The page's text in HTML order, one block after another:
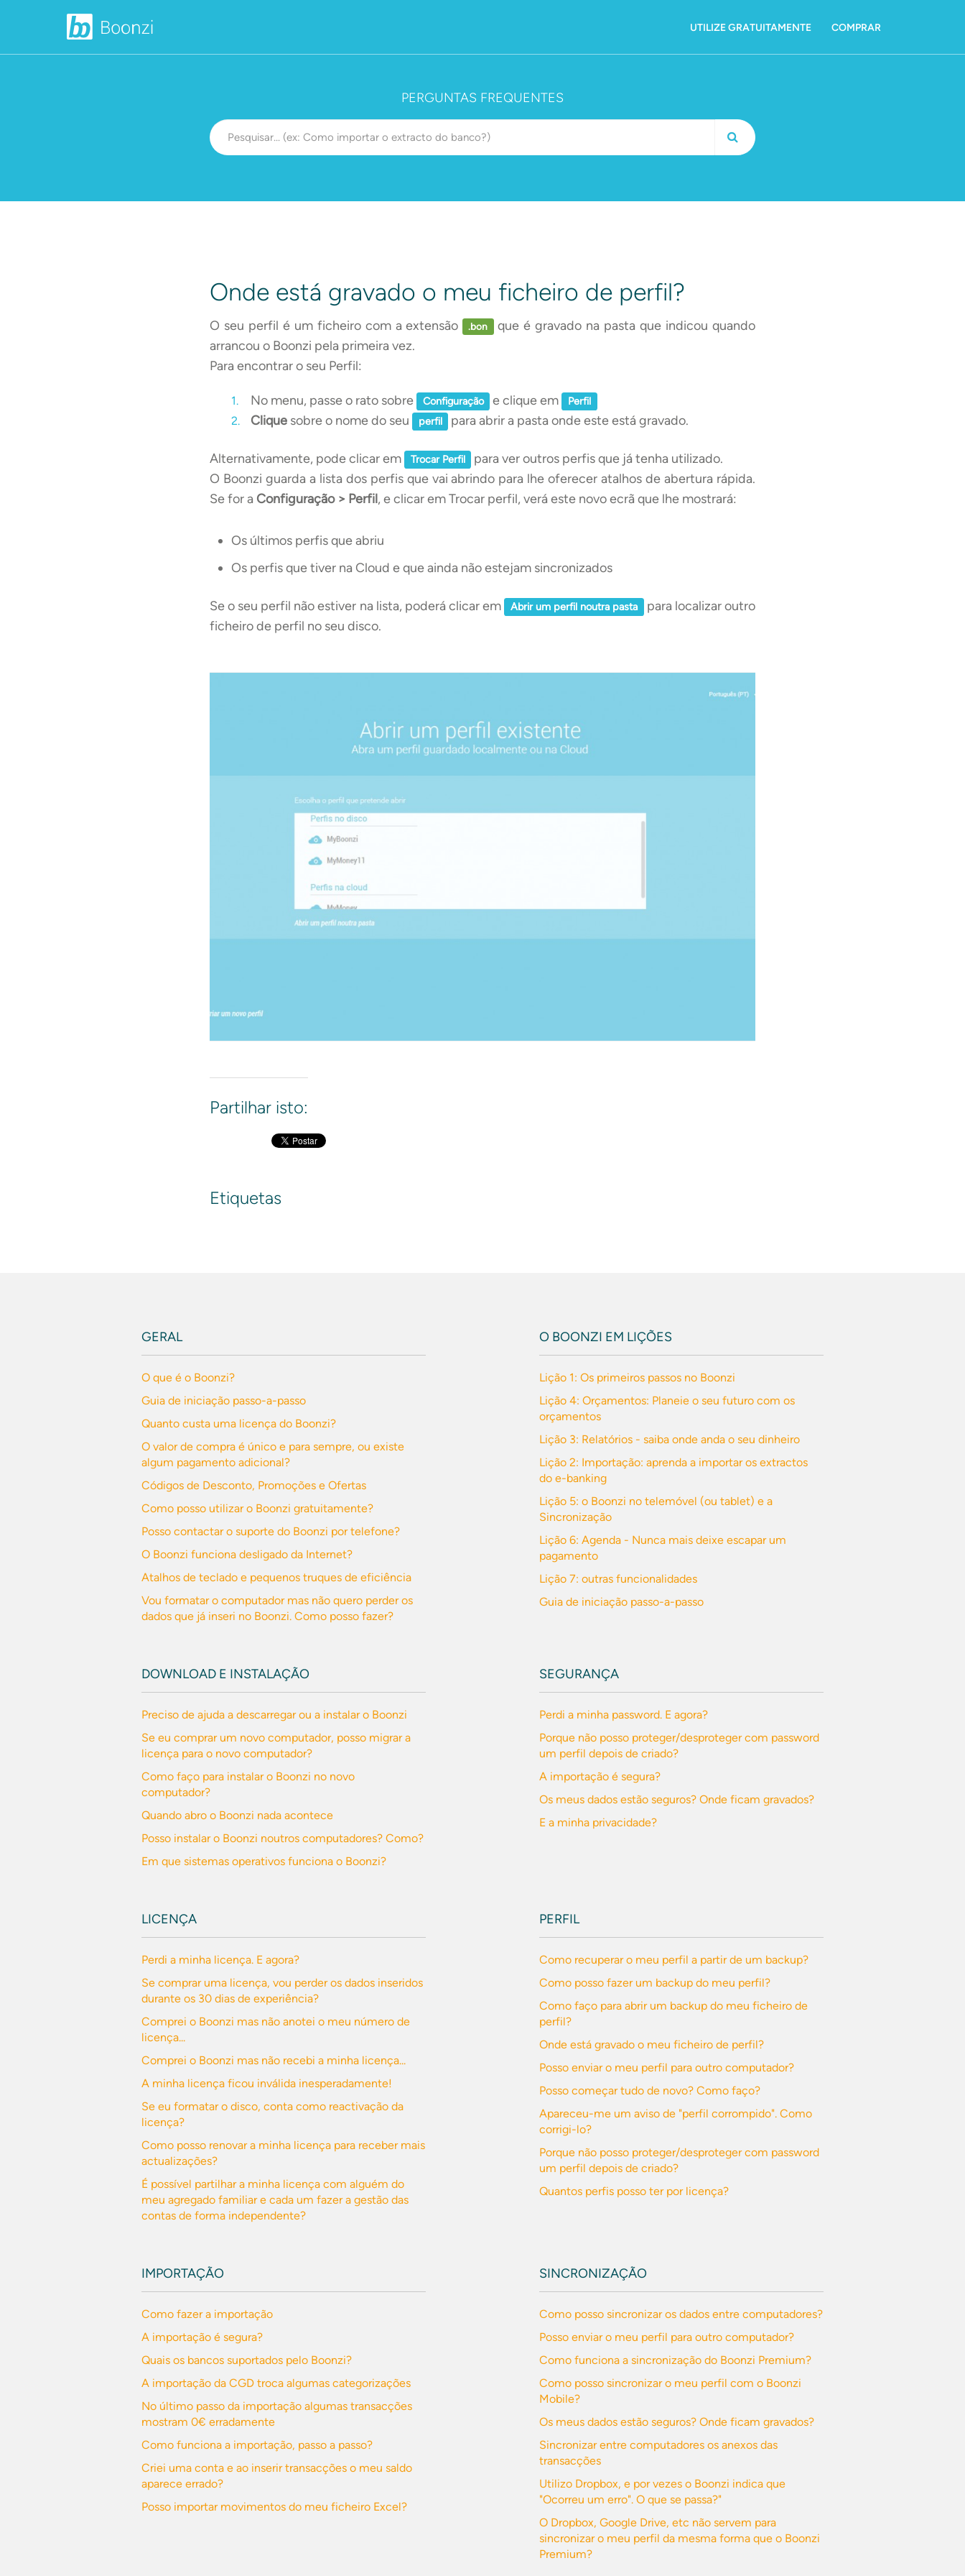
UTILIZE GRATUITAMENTE COMPRAR
PERGUNTAS FREQUENTES
Onde está gravado o meu ficheiro de perfil?
O seu perfil é um ficheiro com a extensão .bon que é gravado na pasta que indicou quando
arrancou o Boonzi pela primeira vez.
Para encontrar o seu Perfil:
No menu, passe o rato sobre Configuração e clique em Perfil
Clique sobre o nome do seu perfil para abrir a pasta onde este está gravado.
Alternativamente, pode clicar em Trocar Perfil
para ver outros perfis que já tenha utilizado.
O Boonzi guarda a lista dos perfis que vai abrindo para lhe oferecer atalhos de abertura rápida.
Se for a Configuração > Perfil, e clicar em Trocar perfil, verá este novo ecrã que lhe mostrará:
Os últimos perfis que abriu
Os perfis que tiver na Cloud e que ainda não estejam sincronizados
Se o seu perfil não estiver na lista, poderá clicar em Abrir um perfil noutra pasta
para localizar outro
ficheiro de perfil no seu disco.
Partilhar isto:
Etiquetas
GERAL
O que é o Boonzi?
Guia de iniciação passo-a-passo
Quanto custa uma licença do Boonzi?
O valor de compra é único e para sempre, ou existe
algum pagamento adicional?
Códigos de Desconto, Promoções e Ofertas
Como posso utilizar o Boonzi gratuitamente?
Posso contactar o suporte do Boonzi por telefone?
O Boonzi funciona desligado da Internet?
Atalhos de teclado e pequenos truques de eficiência
Vou formatar o computador mas não quero perder os
dados que já inseri no Boonzi. Como posso fazer?
O BOONZI EM LIÇÕES
Lição 1: Os primeiros passos no Boonzi
Lição 4: Orçamentos: Planeie o seu futuro com os
orçamentos
Lição 3: Relatórios - saiba onde anda o seu dinheiro
Lição 2: Importação: aprenda a importar os extractos
do e-banking
Lição 5: o Boonzi no telemóvel (ou tablet) e a
Sincronização
Lição 6: Agenda - Nunca mais deixe escapar um
pagamento
Lição 7: outras funcionalidades
Guia de iniciação passo-a-passo
DOWNLOAD E INSTALAÇÃO
Preciso de ajuda a descarregar ou a instalar o Boonzi
Se eu comprar um novo computador, posso migrar a
licença para o novo computador?
Como faço para instalar o Boonzi no novo
computador?
Quando abro o Boonzi nada acontece
Posso instalar o Boonzi noutros computadores? Como?
Em que sistemas operativos funciona o Boonzi?
SEGURANÇA
Perdi a minha password. E agora?
Porque não posso proteger/desproteger com password
um perfil depois de criado?
A importação é segura?
Os meus dados estão seguros? Onde ficam gravados?
E a minha privacidade?
LICENÇA
Perdi a minha licença. E agora?
Se comprar uma licença, vou perder os dados inseridos
durante os 30 dias de experiência?
Comprei o Boonzi mas não anotei o meu número de
licença...
Comprei o Boonzi mas não recebi a minha licença...
A minha licença ficou inválida inesperadamente!
Se eu formatar o disco, conta como reactivação da
licença?
Como posso renovar a minha licença para receber mais
actualizações?
É possível partilhar a minha licença com alguém do
meu agregado familiar e cada um fazer a gestão das
contas de forma independente?
PERFIL
Como recuperar o meu perfil a partir de um backup?
Como posso fazer um backup do meu perfil?
Como faço para abrir um backup do meu ficheiro de
perfil?
Onde está gravado o meu ficheiro de perfil?
Posso enviar o meu perfil para outro computador?
Posso começar tudo de novo? Como faço?
Apareceu-me um aviso de "perfil corrompido". Como
corrigi-lo?
Porque não posso proteger/desproteger com password
um perfil depois de criado?
Quantos perfis posso ter por licença?
IMPORTAÇÃO
Como fazer a importação
A importação é segura?
Quais os bancos suportados pelo Boonzi?
A importação da CGD troca algumas categorizações
No último passo da importação algumas transacções
mostram 0€ erradamente
Como funciona a importação, passo a passo?
Criei uma conta e ao inserir transacções o meu saldo
aparece errado?
Posso importar movimentos do meu ficheiro Excel?
SINCRONIZAÇÃO
Como posso sincronizar os dados entre computadores?
Posso enviar o meu perfil para outro computador?
Como funciona a sincronização do Boonzi Premium?
Como posso sincronizar o meu perfil com o Boonzi
Mobile?
Os meus dados estão seguros? Onde ficam gravados?
Sincronizar entre computadores os anexos das
transacções
Utilizo Dropbox, e por vezes o Boonzi indica que
"Ocorreu um erro". O que se passa?"
O Dropbox, Google Drive, etc não servem para
sincronizar o meu perfil da mesma forma que o Boonzi
Premium?